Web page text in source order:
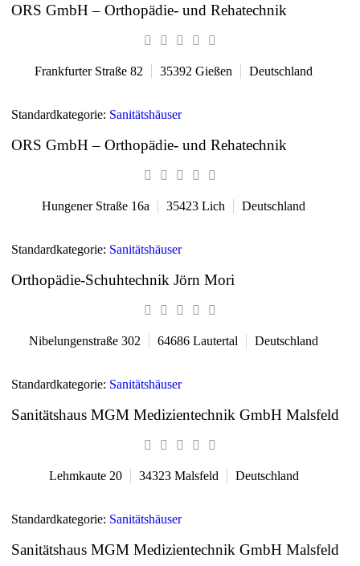
ORS GmbH – Orthopädie- und Rehatechnik
Frankfurter Straße 82 35392 Gießen Deutschland
Standardkategorie: Sanitätshäuser
ORS GmbH – Orthopädie- und Rehatechnik
Hungener Straße 16a 35423 Lich Deutschland
Standardkategorie: Sanitätshäuser
Orthopädie-Schuhtechnik Jörn Mori
Nibelungenstraße 302 64686 Lautertal Deutschland
Standardkategorie: Sanitätshäuser
Sanitätshaus MGM Medizientechnik GmbH Malsfeld
Lehmkaute 20 34323 Malsfeld Deutschland
Standardkategorie: Sanitätshäuser
Sanitätshaus MGM Medizientechnik GmbH Malsfeld